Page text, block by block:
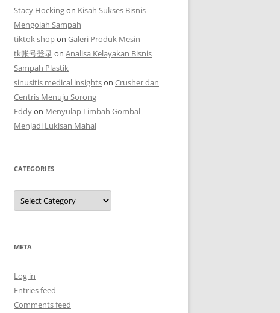
Stacy Hockingon Kisah Sukses Bisnis
Mengolah Sampah
tiktok shopon Galeri Produk Mesin
tk账号登录on Analisa Kelayakan Bisnis
Sampah Plastik
sinusitis medical insightson Crusher dan
Centris Menuju Sorong
Eddyon Menyulap Limbah Gombal
Menjadi Lukisan Mahal
CATEGORIES
Categories
META
Log in
Entries feed
Comments feed